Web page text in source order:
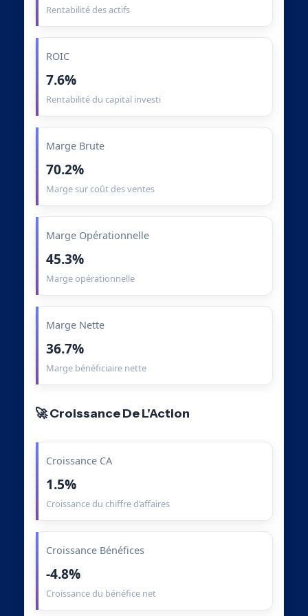
Rentabilité des actifs
ROIC
7.6%
Rentabilité du capital investi
Marge Brute
70.2%
Marge sur coût des ventes
Marge Opérationnelle
45.3%
Marge opérationnelle
Marge Nette
36.7%
Marge bénéficiaire nette
🚀 Croissance De L’Action
Croissance CA
1.5%
Croissance du chiffre d’affaires
Croissance Bénéfices
-4.8%
Croissance du bénéfice net